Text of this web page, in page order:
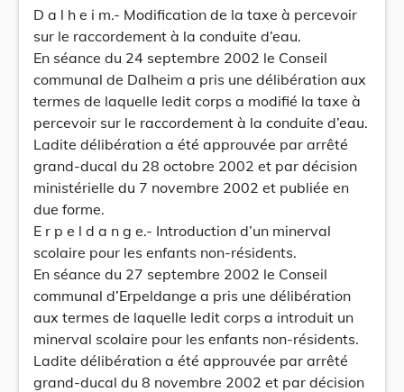
D a l h e i m.- Modification de la taxe à percevoir
sur le raccordement à la conduite d’eau.
En séance du 24 septembre 2002 le Conseil
communal de Dalheim a pris une délibération aux
termes de laquelle ledit corps a modifié la taxe à
percevoir sur le raccordement à la conduite d’eau.
Ladite délibération a été approuvée par arrêté
grand-ducal du 28 octobre 2002 et par décision
ministérielle du 7 novembre 2002 et publiée en
due forme.
E r p e l d a n g e.- Introduction d’un minerval
scolaire pour les enfants non-résidents.
En séance du 27 septembre 2002 le Conseil
communal d’Erpeldange a pris une délibération
aux termes de laquelle ledit corps a introduit un
minerval scolaire pour les enfants non-résidents.
Ladite délibération a été approuvée par arrêté
grand-ducal du 8 novembre 2002 et par décision